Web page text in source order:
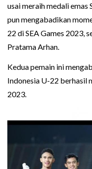
usai meraih medali emas
pun mengabadikan
22 di SEA Games 2023,
Pratama Arhan.
Kedua pemain ini
Indonesia U-22 berhasil
2023.